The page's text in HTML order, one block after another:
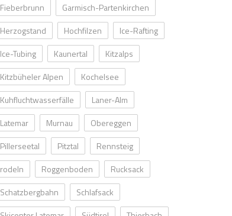
Fieberbrunn
Garmisch-Partenkirchen
Herzogstand
Hochfilzen
Ice-Rafting
Ice-Tubing
Kaunertal
Kitzalps
Kitzbüheler Alpen
Kochelsee
Kuhfluchtwasserfälle
Laner-Alm
Latemar
Murnau
Obereggen
Pillerseetal
Pitztal
Rennsteig
rodeln
Roggenboden
Rucksack
Schatzbergbahn
Schlafsack